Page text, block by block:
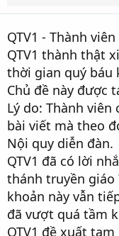
t
ạ
o
QTV1 - Thành
QTV1 thành thật
thời gian quý báu
Chủ đề này được
Lý do: Thành viên
bài viết mà theo
Nội quy diễn đàn.
QTV1 đã có lời
thánh truyền
khoản này vẫn
đã vượt quá tầm
QTV1 đề xuất